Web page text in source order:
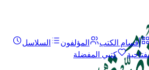
أقسام الكتب المؤلفون
السلاسل
كتبي المفضلة